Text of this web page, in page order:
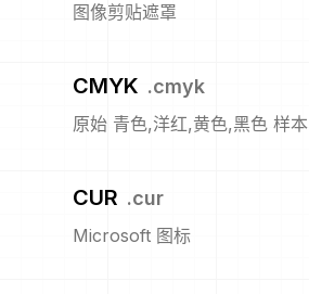
图像剪贴遮罩
CMYK .cmyk
原始 青色,洋红,黄色,黑色 样本
CUR .cur
Microsoft 图标